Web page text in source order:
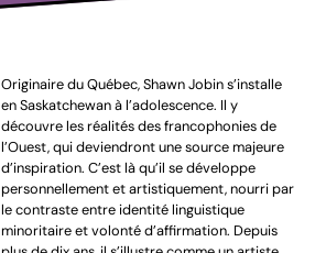
Originaire du Québec, Shawn Jobin s’installe
en Saskatchewan à l’adolescence. Il y
découvre les réalités des francophonies de
l’Ouest, qui deviendront une source majeure
d’inspiration. C’est là qu’il se développe
personnellement et artistiquement, nourri par
le contraste entre identité linguistique
minoritaire et volonté d’affirmation. Depuis